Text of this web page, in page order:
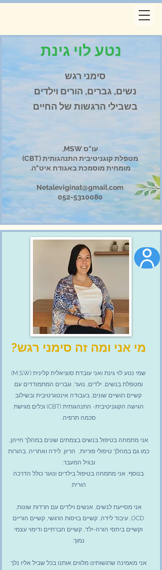
נטע לוי גינת
סימני רגש
נשים, גברים, הורים וילדים
בשבילי הרגשות של החיים
עו"ס MSW,
מטפלת קוגניטיבית התנהגותית (CBT)
מומחית מוסמכת באגודת איט"ה.
Netaleviginat@gmail.com
052-5310080
מי אני ומה זה סימני רגש?
שמי נטע לוי גינת ואני עובדת סוציאלית קלינית (M.S.W)
ומטפלת בנשים, ילדים, נוער, וגברים המתמודדים עם
קשיים רגשיים שונים, בעבודה אינטגרטיבית ובשילוב
הגישה הקוגניטיבית- התנהגותית (CBT) וכלים מגישת
סכמה תרפיה.
אני מתמחה בטיפול בנשיםבצמתים שונים במהלך חייהן,
כמו גםבמהלך טיפולי פוריות, הריון, לידה ואחריה,בהורות
ובגיל המעבר.
בנוסף, אני מתמחה בטיפול בילדים ונוער כולל הדרכה
הורית.
אני מסייעת לנשים, אנשים וילדים עם חרדות שונות,
OCD, עיבוד לידה, קשיים בויסות הרגשי, קשיים הוריים
וקשיים ביחסי הורה-ילד, קשיים חברתיים ודימוי עצמי
נמוך.
אני מאמינה שרגשותינו מלווים אותנו בכל שביל אליו נלך